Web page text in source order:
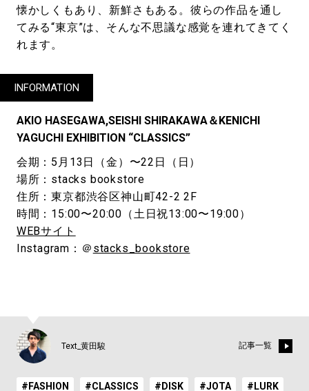
懐かしくもあり、新鮮さもある。彼らの作品を通し
てみる“東京”は、そんな不思議な感覚を連れてきてく
れます。
INFORMATION
AKIO HASEGAWA,SEISHI SHIRAKAWA＆KENICHI
YAGUCHI EXHIBITION “CLASSICS”
会期：5月13日（金）〜22日（日）
場所：stacks bookstore
住所：東京都渋谷区神山町42-2 2F
時間：15:00〜20:00（土日祝13:00〜19:00）
WEBサイト
Instagram：＠ stacks_bookstore
Text_黄田駿 記事一覧
#FASHION #CLASSICS #DISK #JOTA #LURK